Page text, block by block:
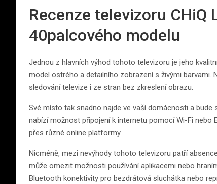
Recenze televizoru CHiQ
40palcového modelu
Jednou z hlavních výhod tohoto televizoru je jeho
model ostrého a detailního zobrazení s živými
sledování televize i ze stran bez zkreslení obrazu.
Své místo tak snadno najde ve vaší domácnosti a bude
nabízí možnost připojení k internetu pomocí Wi-Fi nebo
přes různé online platformy.
Nicméně, mezi nevýhody tohoto televizoru patří
může omezit možnosti používání aplikacemi nebo
Bluetooth konektivity pro bezdrátová sluchátka nebo